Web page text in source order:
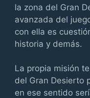
la zona del Gran
avanzada del
con ella es
historia y demás.
La propia misión
del Gran Desierto
en ese sentido